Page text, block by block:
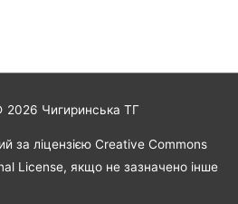
2026 Чигиринська ТГ
за ліцензією Creative Commons
License, якщо не зазначено інше